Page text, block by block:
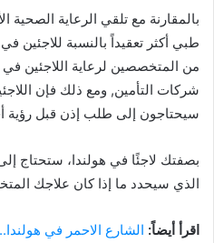
بالمقارنة مع تلقي الرعاية الصحية
من المتخصصين لرعاية اللاجئين
شركات التأمين, ومع ذلك فإن
سيحتاجون إلى طلب إذن قبل رؤية
بصفتك لاجئًا في هولندا، ستحتاج
الذي سيحدد ما إذا كان علاجك
اقرأ أيضاً: الشارع الاحمر في هولندا..